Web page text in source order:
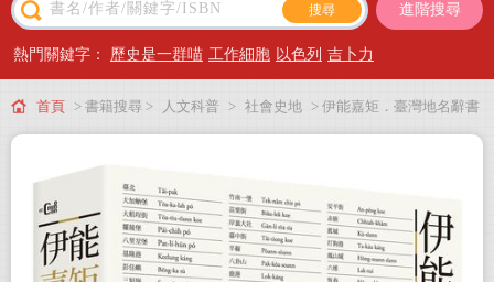
主題閱讀
出版專區
會員專屬
會員儲值方案
進階搜尋
熱門關鍵字： 歷史是一群喵 工作細胞 以色列 吉卜力
首頁 > 書籍搜尋 > 人文科普 > 社會史地 > 伊能嘉矩．臺灣地名辭書